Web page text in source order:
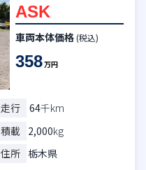
ASK
車両本体価格 (税込)
358万円
走行 64千km
積載 2,000kg
住所 栃木県